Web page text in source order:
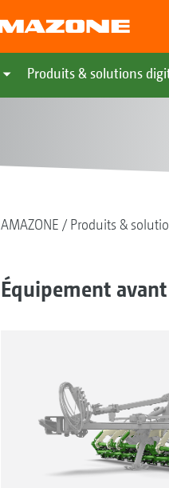
Produits & solutions
AMAZONE Produits &
Équipement avant